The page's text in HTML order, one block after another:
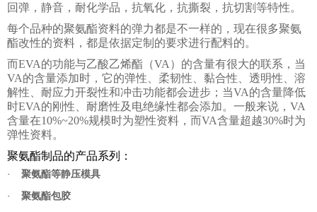
回弹，静音，耐化学品，抗氧化，抗撕裂，抗切割等特性。
每个品种的聚氨酯资料的弹力都是不一样的，现在很多聚氨
酯改性的资料，都是依据定制的要求进行配料的。
而EVA的功能与乙酸乙烯酯（VA）的含量有很大的联系，当
VA的含量添加时，它的弹性、柔韧性、黏合性、透明性、溶
解性、耐应力开裂性和冲击功能都会进步；当VA的含量降低
时EVA的刚性、耐磨性及电绝缘性都会添加。一般来说，VA
含量在10%~20%规模时为塑性资料，而VA含量超越30%时为
弹性资料。
聚氨酯制品的产品系列：
· 聚氨酯等静压模具
· 聚氨酯包胶